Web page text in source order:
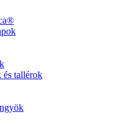
és tallérok